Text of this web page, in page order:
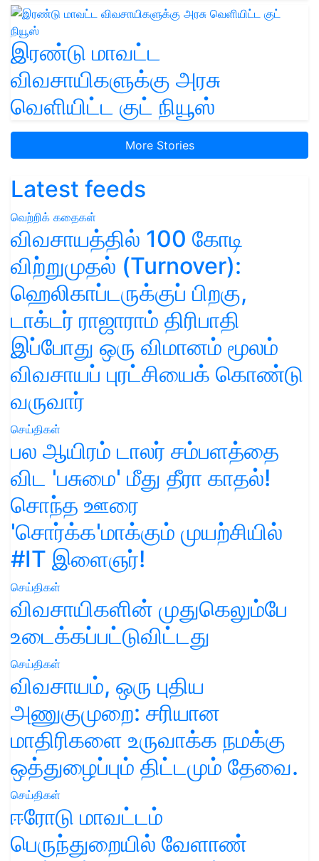
இரண்டு மாவட்ட
விவசாயிகளுக்கு அரசு
வெளியிட்ட குட் நியூஸ்
More Stories
Latest feeds
வெற்றிக் கதைகள்
விவசாயத்தில் 100 கோடி
விற்றுமுதல் (Turnover):
ஹெலிகாப்டருக்குப் பிறகு,
டாக்டர் ராஜாராம் திரிபாதி
இப்போது ஒரு விமானம் மூலம்
விவசாயப் புரட்சியைக் கொண்டு
வருவார்
செய்திகள்
பல ஆயிரம் டாலர் சம்பளத்தை
விட 'பசுமை' மீது தீரா காதல்!
சொந்த ஊரை
'சொர்க்க'மாக்கும் முயற்சியில்
#IT இளைஞர்!
செய்திகள்
விவசாயிகளின் முதுகெலும்பே
உடைக்கப்பட்டுவிட்டது
செய்திகள்
விவசாயம், ஒரு புதிய
அணுகுமுறை: சரியான
மாதிரிகளை உருவாக்க நமக்கு
ஒத்துழைப்பும் திட்டமும் தேவை.
செய்திகள்
ஈரோடு மாவட்டம்
பெருந்துறையில் வேளாண்